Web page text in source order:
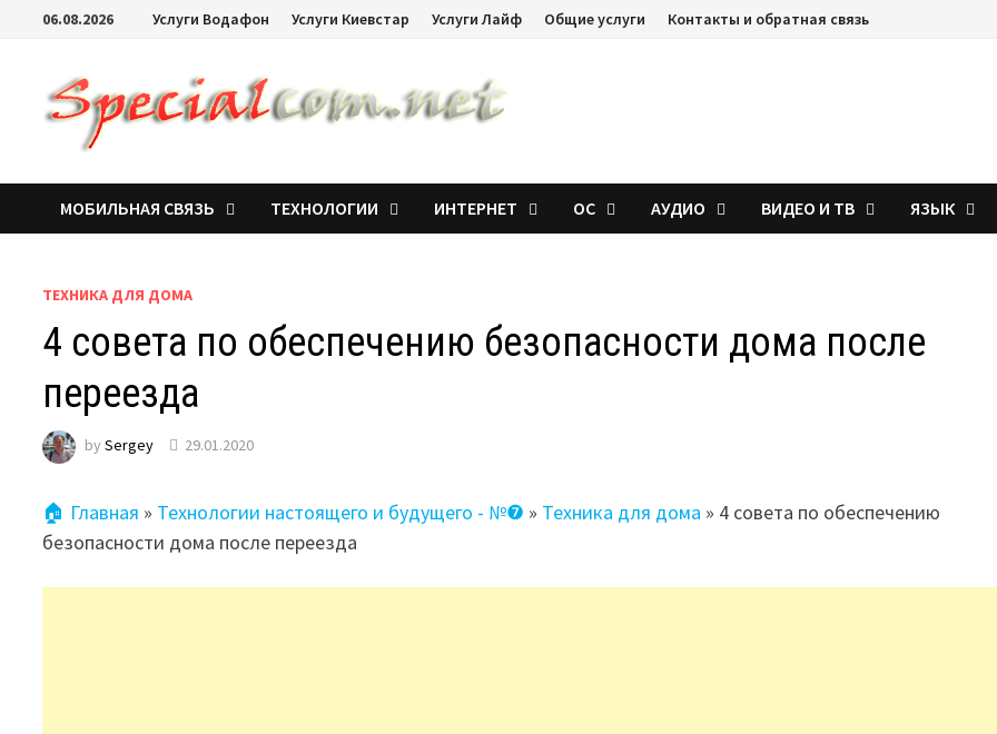
06.08.2026 Услуги Водафон Услуги Киевстар Услуги Лайф Общие услуги Контакты и обратная связь
МОБИЛЬНАЯ СВЯЗЬ ТЕХНОЛОГИИ ИНТЕРНЕТ ОС АУДИО ВИДЕО И ТВ ЯЗЫК
ТЕХНИКА ДЛЯ ДОМА
4 совета по обеспечению безопасности дома после
переезда
bySergey 29.01.2020
🏠 Главная » Технологии настоящего и будущего - №❼ » Техника для дома » 4 совета по обеспечению
безопасности дома после переезда